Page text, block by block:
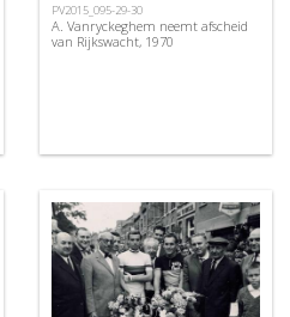
PV2015_095-29-30
A. Vanryckeghem neemt afscheid
van Rijkswacht, 1970